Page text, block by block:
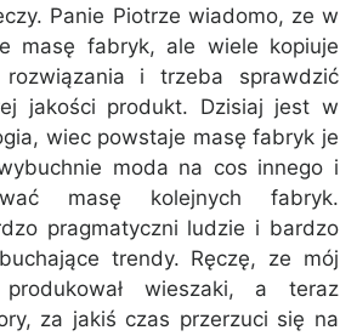
Panie Piotrze wiadomo, ze w
masę fabryk, ale wiele kopiuje
i trzeba sprawdzić
jakości produkt. Dzisiaj jest w
wiec powstaje masę fabryk je
moda na cos innego i
masę kolejnych fabryk.
pragmatyczni ludzie i bardzo
trendy. Ręczę, ze mój
wieszaki, a teraz
za jakiś czas przerzuci się na